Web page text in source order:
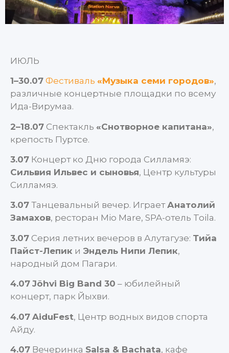
ИЮЛЬ
1–30.07 Фестиваль «Музыка семи городов»,
различные концертные площадки по всему
Ида-Вирумаа.
2–18.07 Спектакль «Снотворное капитана»,
крепость Пуртсе.
3.07 Концерт ко Дню города Силламяэ:
Сильвия Ильвес и сыновья, Центр культуры
Силламяэ.
3.07 Танцевальный вечер. ИграетАнатолий
Замахов, ресторан Mio Mare, SPA-отель Toila.
3.07 Серия летних вечеров в Алутагузе: Тийа
Пайст-Лепик и Эндель Нипи Лепик,
народный дом Пагари.
4.07 Jõhvi Big Band 30 – юбилейный
концерт, парк Йыхви.
4.07 AiduFest, Центр водных видов спорта
Айду.
4.07 Вечеринка Salsa & Bachata, кафе